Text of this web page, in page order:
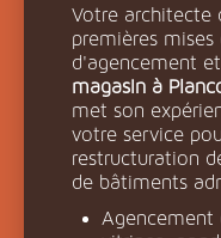
Votre architecte
premières
d'agencement
magasin à
met son
votre service
restructuration
de bâtiments
Agencement de rayons : comptoirs,